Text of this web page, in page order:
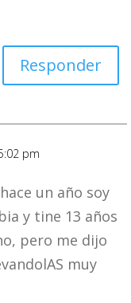
Responder
pm
un año soy
y tine 13 años
pero me dijo
muy